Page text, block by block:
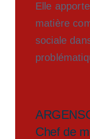
Elle
matière
sociale
Chef de